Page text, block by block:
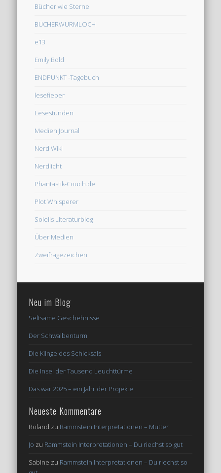
Bücher wie Sterne
BÜCHERWURMLOCH
e13
Emily Bold
ENDPUNKT -Tagebuch
lesefieber
Lesestunden
Medien Journal
Nerd Wiki
Nerdlicht
Phantastik-Couch.de
Plot Whisperer
Soleils Literaturblog
Über Medien
Zweifragezeichen
Neu im Blog
Seltsame Geschehnisse
Der Schwalbenturm
Die Klinge des Schicksals
Die Insel der Tausend Leuchttürme
Das war 2025 – ein Jahr der Projekte
Neueste Kommentare
Roland zu Rammstein Interpretationen – Mutter
Jo zu Rammstein Interpretationen – Du riechst so gut
Sabine zu Rammstein Interpretationen – Du riechst so